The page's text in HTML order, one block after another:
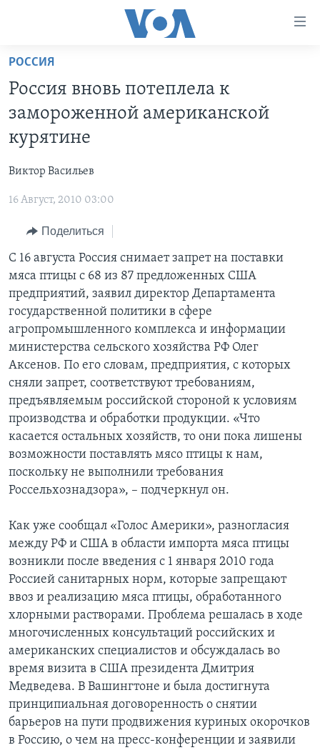
Перейти
основной
контент
основной
навигации
Перейти
поиск
ИТОГИ
ПОЧЕМУ ЭТО ВАЖНО?
ДИСКУССИЯ VOA
ДЕТАЛИ
НЬЮ-ЙОРК NEW YORK
АМЕРИКА. БОЛЬШОЕ ПУТЕШЕСТВИЕ
ПРОЕКТЫ
НАША АМЕРИКАНСКАЯ ИСТОРИЯ
А КАК В АМЕРИКЕ?
АРТЕФАКТЫ
АМЕРИКАНСКИЕ ГОРОДКИ
ТЕСТЫ
ИНТЕРВЬЮ
ФАКТЫ ПРОТИВ ФЕЙКОВ
ЗА СВОБОДУ ПРЕССЫ
УЧИМ АНГЛИЙСКИЙ
ВИДЕО
ПОДПИСКА НА НОВОСТИ
Learning English
СОЦИАЛЬНЫЕ СЕТИ
Языки
РОССИЯ
Россия вновь потеплела к
замороженной американской
курятине
Виктор Васильев
16 Август, 2010 03:00
Поделиться
С 16 августа Россия снимает запрет на поставки
мяса птицы с 68 из 87 предложенных США
предприятий, заявил директор Департамента
государственной политики в сфере
агропромышленного комплекса и информации
министерства сельского хозяйства РФ Олег
Аксенов. По его словам, предприятия, с которых
сняли запрет, соответствуют требованиям,
предъявляемым российской стороной к условиям
производства и обработки продукции. «Что
касается остальных хозяйств, то они пока лишены
возможности поставлять мясо птицы к нам,
поскольку не выполнили требования
Россельхознадзора», – подчеркнул он.
Как уже сообщал «Голос Америки», разногласия
между РФ и США в области импорта мяса птицы
возникли после введения с 1 января 2010 года
Россией санитарных норм, которые запрещают
ввоз и реализацию мяса птицы, обработанного
хлорными растворами. Проблема решалась в ходе
многочисленных консультаций российских и
американских специалистов и обсуждалась во
время визита в США президента Дмитрия
Медведева. В Вашингтоне и была достигнута
принципиальная договоренность о снятии
барьеров на пути продвижения куриных окорочков
в Россию, о чем на пресс-конференции и заявили